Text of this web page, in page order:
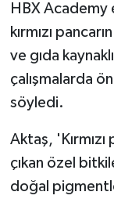
HBX Academy
kırmızı
ve gıda
çalışmalarda
söyledi.
Aktaş,
çıkan özel
doğal